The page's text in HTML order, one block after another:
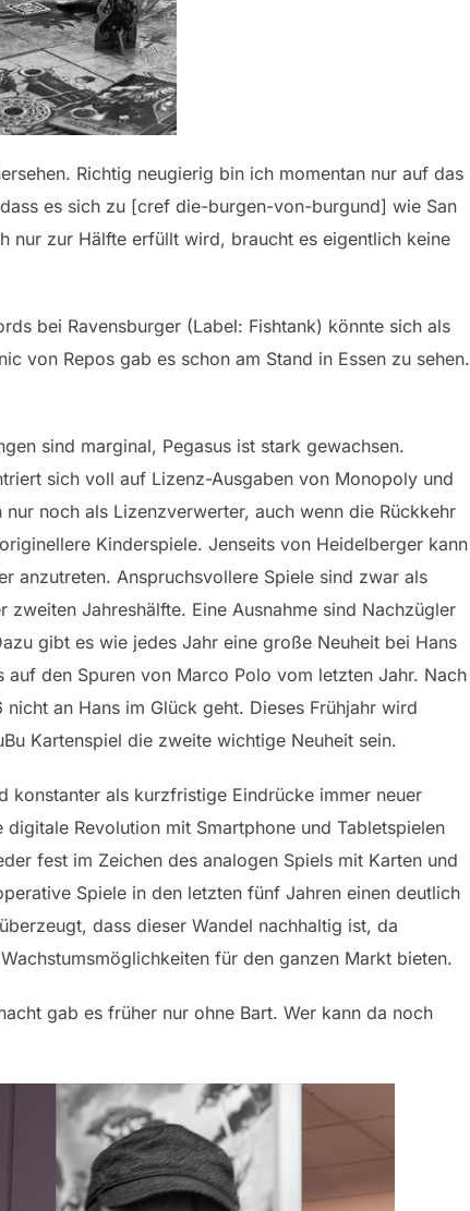
Richtig neugierig bin ich momentan nur auf das
es sich zu [cref die-burgen-von-burgund] wie San
nur zur Hälfte erfüllt wird, braucht es eigentlich keine
bei Ravensburger (Label: Fishtank) könnte sich als
von Repos gab es schon am Stand in Essen zu sehen.
sind marginal, Pegasus ist stark gewachsen.
sich voll auf Lizenz-Ausgaben von Monopoly und
noch als Lizenzverwerter, auch wenn die Rückkehr
Kinderspiele. Jenseits von Heidelberger kann
anzutreten. Anspruchsvollere Spiele sind zwar als
Jahreshälfte. Eine Ausnahme sind Nachzügler
gibt es wie jedes Jahr eine große Neuheit bei Hans
den Spuren von Marco Polo vom letzten Jahr. Nach
an Hans im Glück geht. Dieses Frühjahr wird
Kartenspiel die zweite wichtige Neuheit sein.
konstanter als kurzfristige Eindrücke immer neuer
Revolution mit Smartphone und Tabletspielen
fest im Zeichen des analogen Spiels mit Karten und
Spiele in den letzten fünf Jahren einen deutlich
dass dieser Wandel nachhaltig ist, da
für den ganzen Markt bieten.
gab es früher nur ohne Bart. Wer kann da noch